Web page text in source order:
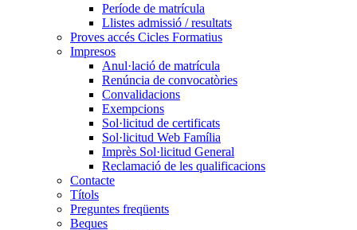
Període de matrícula
Llistes admissió / resultats
Proves accés Cicles Formatius
Impresos
Anul·lació de matrícula
Renúncia de convocatòries
Convalidacions
Exempcions
Sol·licitud de certificats
Sol·licitud Web Família
Imprès Sol·licitud General
Reclamació de les qualificacions
Contacte
Títols
Preguntes freqüents
Beques